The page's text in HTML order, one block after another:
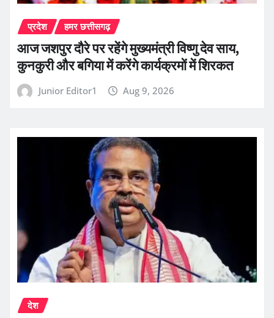
प्रदेश हमर छत्तीसगढ़
आज जशपुर दौरे पर रहेंगे मुख्यमंत्री विष्णु देव साय,
कुनकुरी और बगिया में करेंगे कार्यक्रमों में शिरकत
Junior Editor1 Aug 9, 2026
देश